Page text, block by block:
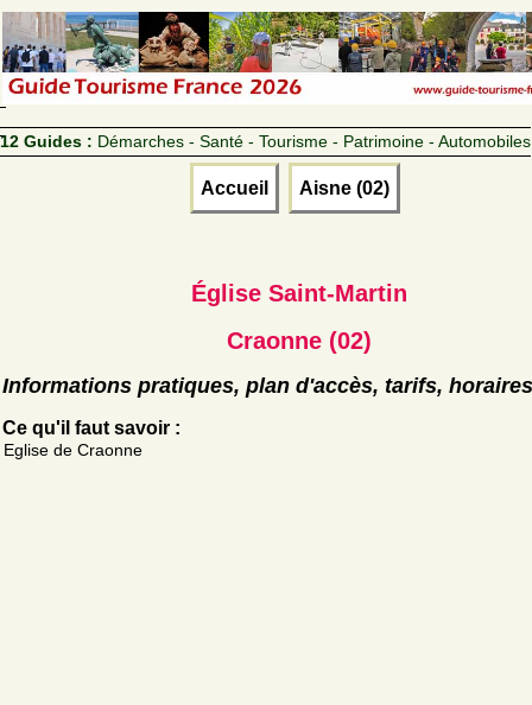
12 Guides : Démarches - Santé - Tourisme - Patrimoine - Automobiles
Accueil Aisne (02)
Église Saint-Martin
Craonne (02)
Informations pratiques, plan d'accès, tarifs, horaires
Ce qu'il faut savoir :
Eglise de Craonne